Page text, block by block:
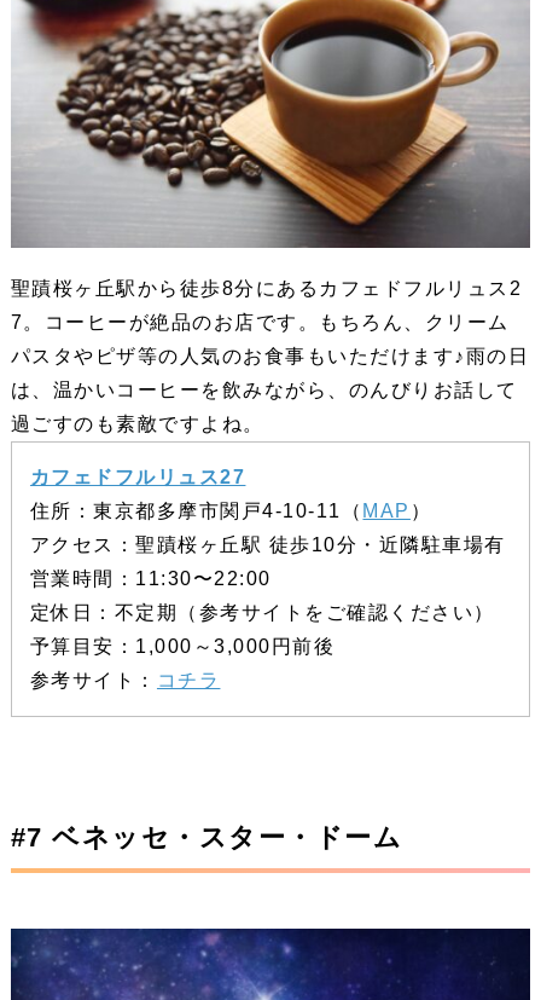
聖蹟桜ヶ丘駅から徒歩8分にあるカフェドフルリュス2
7。コーヒーが絶品のお店です。もちろん、クリーム
パスタやピザ等の人気のお食事もいただけます♪雨の日
は、温かいコーヒーを飲みながら、のんびりお話して
過ごすのも素敵ですよね。
カフェドフルリュス27
住所：東京都多摩市関戸4-10-11（ MAP ）
アクセス：聖蹟桜ヶ丘駅 徒歩10分・近隣駐車場有
営業時間：11:30〜22:00
定休日：不定期（参考サイトをご確認ください）
予算目安：1,000～3,000円前後
参考サイト：
コチラ
#7 ベネッセ・スター・ドーム